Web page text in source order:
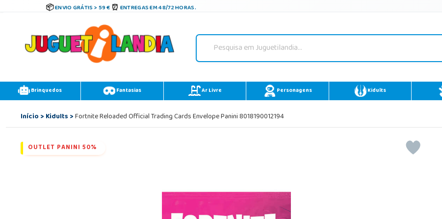
ENVIO GRÁTIS > 59 € ENTREGAS EM 48/72 HORAS.
Brinquedos Fantasias Ar Livre Personagens Kidults
Início>Kidults>Fortnite Reloaded Official Trading Cards Envelope Panini 8018190012194
OUTLET PANINI 50%